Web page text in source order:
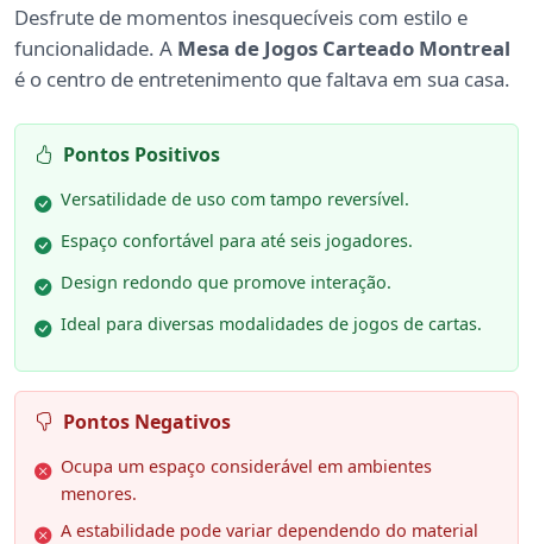
Desfrute de momentos inesquecíveis com estilo e
funcionalidade. A Mesa de Jogos Carteado Montreal
é o centro de entretenimento que faltava em sua casa.
Pontos Positivos
Versatilidade de uso com tampo reversível.
Espaço confortável para até seis jogadores.
Design redondo que promove interação.
Ideal para diversas modalidades de jogos de cartas.
Pontos Negativos
Ocupa um espaço considerável em ambientes
menores.
A estabilidade pode variar dependendo do material